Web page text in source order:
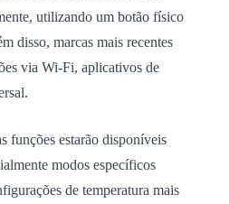
utilizando um botão físico
disso, marcas mais recentes
via Wi-Fi, aplicativos de
funções estarão disponíveis
modos específicos
de temperatura mais